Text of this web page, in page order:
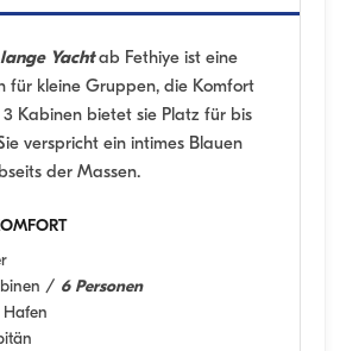
Yachtab Fethiye ist eine
für kleine Gruppen, die Komfort
Kabinen bietet sie Platz für bis
verspricht ein intimes Blauen
der Massen.
/ 6 Personen
Hafen